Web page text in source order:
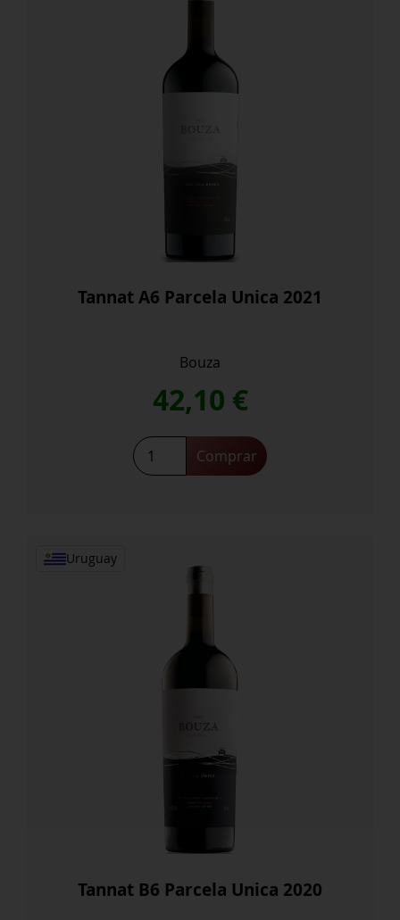
Tannat A6 Parcela Unica 2021
Bouza
42,10 €
Tannat
A6
Comprar
Uruguay
Tannat B6 Parcela Unica 2020